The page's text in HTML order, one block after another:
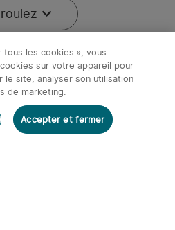
| Contacteur déporté à
Odin Javelot Turbo etc
x139,95€
épuisé
tous les cookies », vous
sur votre appareil pour
le site, analyser son utilisation
de marketing.
Accepter et fermer